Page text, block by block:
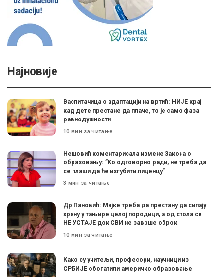
Најновије
Васпитачица о адаптацији на вртић: НИЈЕ крај
кад дете престане да плаче, то је само фаза
равнодушности
10 мин за читање
Нешовић коментарисала измене Закона о
образовању: ”Ко одговорно ради, не треба да
се плаши да ће изгубити лиценцу”
3 мин за читање
Др Пановић: Мајке треба да престану да сипају
храну у тањире целој породици, а од стола се
НЕ УСТАЈЕ док СВИ не заврше оброк
10 мин за читање
Како су учитељи, професори, научници из
СРБИЈЕ обогатили америчко образовање